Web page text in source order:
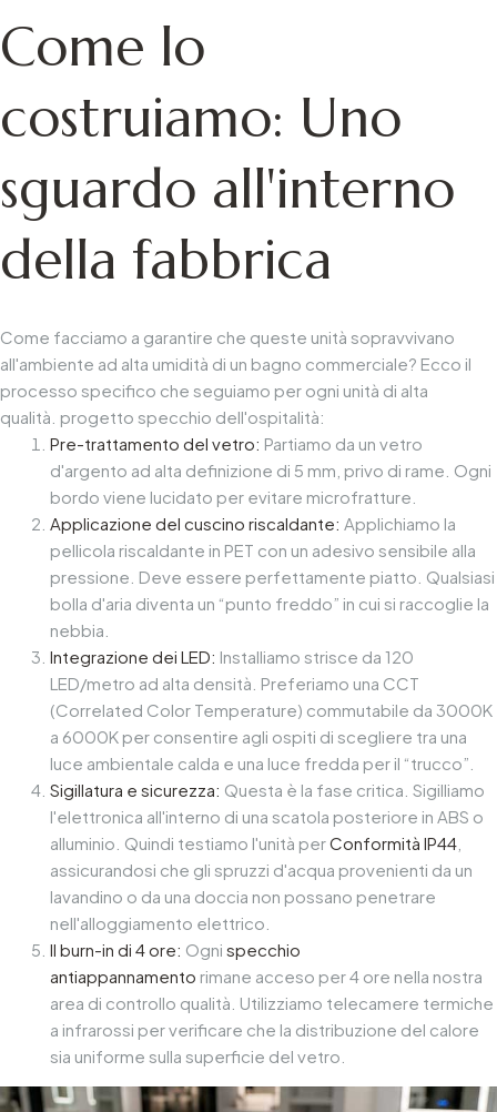
Come lo
costruiamo: Uno
sguardo all'interno
della fabbrica
Come facciamo a garantire che queste unità sopravvivano
all'ambiente ad alta umidità di un bagno commerciale? Ecco il
processo specifico che seguiamo per ogni unità di alta
qualità. progetto specchio dell'ospitalità:
Pre-trattamento del vetro: Partiamo da un vetro
d'argento ad alta definizione di 5 mm, privo di rame. Ogni
bordo viene lucidato per evitare microfratture.
Applicazione del cuscino riscaldante: Applichiamo la
pellicola riscaldante in PET con un adesivo sensibile alla
pressione. Deve essere perfettamente piatto. Qualsiasi
bolla d'aria diventa un “punto freddo” in cui si raccoglie la
nebbia.
Integrazione dei LED: Installiamo strisce da 120
LED/metro ad alta densità. Preferiamo una CCT
(Correlated Color Temperature) commutabile da 3000K
a 6000K per consentire agli ospiti di scegliere tra una
luce ambientale calda e una luce fredda per il “trucco”.
Sigillatura e sicurezza: Questa è la fase critica. Sigilliamo
l'elettronica all'interno di una scatola posteriore in ABS o
alluminio. Quindi testiamo l'unità perConformità IP44
assicurandosi che gli spruzzi d'acqua provenienti da un
lavandino o da una doccia non possano penetrare
nell'alloggiamento elettrico.
Il burn-in di 4 ore: Ogni specchio
antiappannamento rimane acceso per 4 ore nella nostra
area di controllo qualità. Utilizziamo telecamere termiche
a infrarossi per verificare che la distribuzione del calore
sia uniforme sulla superficie del vetro.